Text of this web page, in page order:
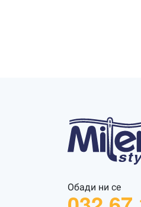
Обади ни се